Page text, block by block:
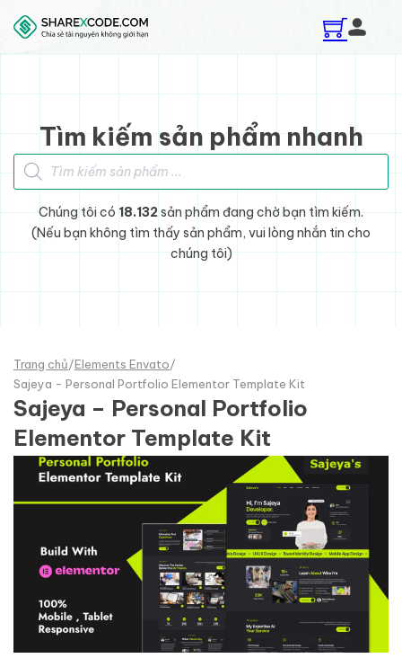
Skip to main content
Skip to footer
Tìm kiếm sản phẩm nhanh
Tìm kiếm sản phẩm
Chúng tôi có 18.132sản phẩm đang chờ bạn tìm kiếm.
(Nếu bạn không tìm thấy sản phẩm, vui lòng nhắn tin cho
chúng tôi)
Trang chủ/Elements Envato/
Sajeya - Personal Portfolio Elementor Template Kit
Sajeya – Personal Portfolio
Elementor Template Kit